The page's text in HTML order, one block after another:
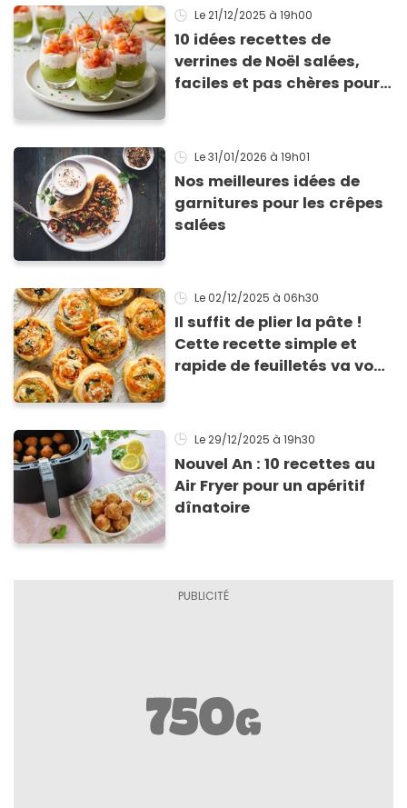
Le 21/12/2025 à 19h00
10 idées recettes de
verrines de Noël salées,
faciles et pas chères pour
Le 31/01/2026 à 19h01
Nos meilleures idées de
garnitures pour les crêpes
salées
Le 02/12/2025 à 06h30
Il suffit de plier la pâte !
Cette recette simple et
rapide de feuilletés va vous
Le 29/12/2025 à 19h30
Nouvel An : 10 recettes au
Air Fryer pour un apéritif
dînatoire